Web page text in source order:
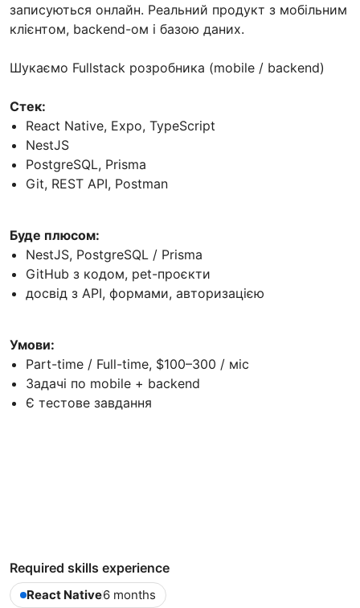
записуються онлайн. Реальний продукт з мобільним
клієнтом, backend-ом і базою даних.
Шукаємо Fullstack розробника (mobile / backend)
Стек:
React Native, Expo, TypeScript
NestJS
PostgreSQL, Prisma
Git, REST API, Postman
Буде плюсом:
NestJS, PostgreSQL / Prisma
GitHub з кодом, pet-проєкти
досвід з API, формами, авторизацією
Умови:
Part-time / Full-time, $100–300 / міс
Задачі по mobile + backend
Є тестове завдання
Required skills experience
React Native6 months